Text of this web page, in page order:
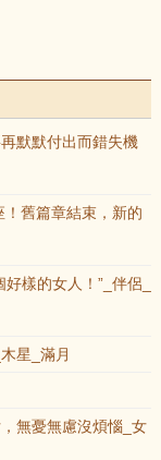
默默付出而錯失機
舊篇章結束，新的
樣的女人！”_伴侶_
星_滿月
無憂無慮沒煩惱_女